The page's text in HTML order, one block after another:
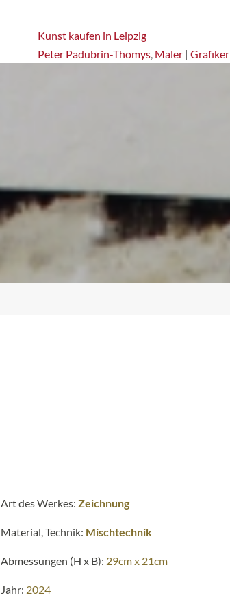
Kunst kaufen in Leipzig
Peter Padubrin-Thomys, Maler | Grafiker
Art des Werkes: Zeichnung
Material, Technik: Mischtechnik
Abmessungen (H x B): 29cm x 21cm
Jahr: 2024